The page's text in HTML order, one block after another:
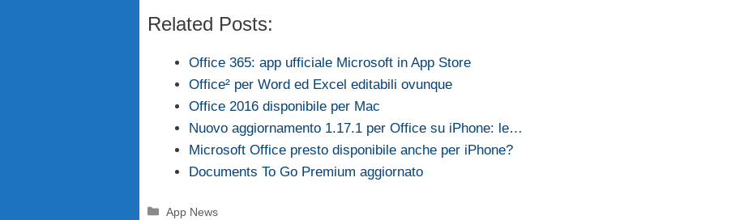
Related Posts:
Office 365: app ufficiale Microsoft in App Store
Office² per Word ed Excel editabili ovunque
Office 2016 disponibile per Mac
Nuovo aggiornamento 1.17.1 per Office su iPhone: le…
Microsoft Office presto disponibile anche per iPhone?
Documents To Go Premium aggiornato
Categorie
App News